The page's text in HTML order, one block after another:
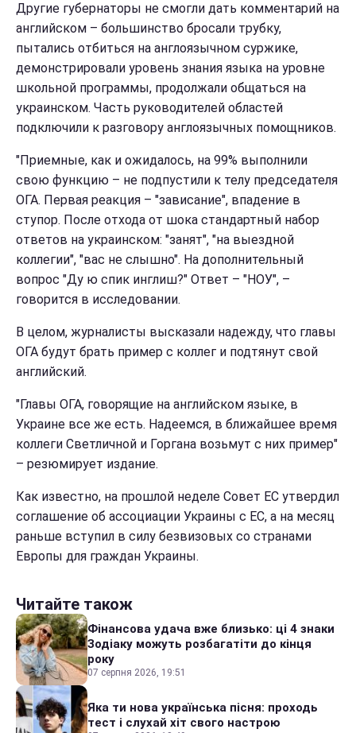
Другие губернаторы не смогли дать комментарий на
английском – большинство бросали трубку,
пытались отбиться на англоязычном суржике,
демонстрировали уровень знания языка на уровне
школьной программы, продолжали общаться на
украинском. Часть руководителей областей
подключили к разговору англоязычных помощников.
"Приемные, как и ожидалось, на 99% выполнили
свою функцию – не подпустили к телу председателя
ОГА. Первая реакция – "зависание", впадение в
ступор. После отхода от шока стандартный набор
ответов на украинском: "занят", "на выездной
коллегии", "вас не слышно". На дополнительный
вопрос "Ду ю спик инглиш?" Ответ – "НОУ", –
говорится в исследовании.
В целом, журналисты высказали надежду, что главы
ОГА будут брать пример с коллег и подтянут свой
английский.
"Главы ОГА, говорящие на английском языке, в
Украине все же есть. Надеемся, в ближайшее время
коллеги Светличной и Горгана возьмут с них пример"
– резюмирует издание.
Как известно, на прошлой неделе Совет ЕС утвердил
соглашение об ассоциации Украины с ЕС, а на месяц
раньше вступил в силу безвизовых со странами
Европы для граждан Украины.
Читайте також
Фінансова удача вже близько: ці 4 знаки
Зодіаку можуть розбагатіти до кінця
року
07 серпня 2026, 19:51
Яка ти нова українська пісня: проходь
тест і слухай хіт свого настрою